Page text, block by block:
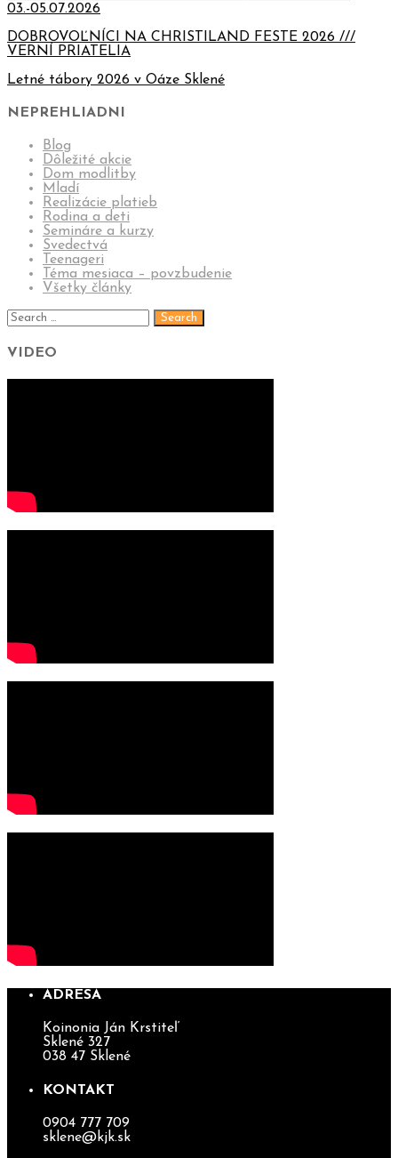
03.-05.07.2026
DOBROVOĽNÍCI NA CHRISTILAND FESTE 2026 ///
VERNÍ PRIATELIA
Letné tábory 2026 v Oáze Sklené
NEPREHLIADNI
Blog
Dôležité akcie
Dom modlitby
Mladí
Realizácie platieb
Rodina a deti
Semináre a kurzy
Svedectvá
Teenageri
Téma mesiaca – povzbudenie
Všetky články
VIDEO
ADRESA
Koinonia Ján Krstiteľ
Sklené 327
038 47 Sklené
KONTAKT
0904 777 709
sklene@kjk.sk